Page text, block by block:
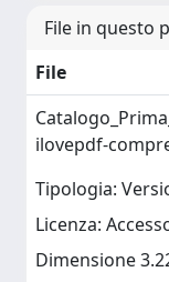
File in questo
File
ilovepdf-
Tipologia:
Licenza:
Dimensione